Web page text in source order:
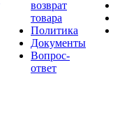
возврат
товара
Политика
Документы
Вопрос-
ответ